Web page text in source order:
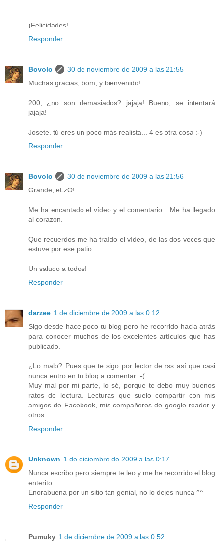
¡Felicidades!
Responder
Bovolo
30 de noviembre de 2009 a las 21:55
Muchas gracias, bom, y bienvenido!
200, ¿no son demasiados? jajaja! Bueno, se intentará
jajaja!
Josete, tú eres un poco más realista... 4 es otra cosa ;-)
Responder
Bovolo
30 de noviembre de 2009 a las 21:56
Grande, eLzO!
Me ha encantado el vídeo y el comentario... Me ha llegado
al corazón.
Que recuerdos me ha traído el vídeo, de las dos veces que
estuve por ese patio.
Un saludo a todos!
Responder
darzee 1 de diciembre de 2009 a las 0:12
Sigo desde hace poco tu blog pero he recorrido hacia atrás
para conocer muchos de los excelentes artículos que has
publicado.
¿Lo malo? Pues que te sigo por lector de rss así que casi
nunca entro en tu blog a comentar :-(
Muy mal por mi parte, lo sé, porque te debo muy buenos
ratos de lectura. Lecturas que suelo compartir con mis
amigos de Facebook, mis compañeros de google reader y
otros.
Responder
Unknown 1 de diciembre de 2009 a las 0:17
Nunca escribo pero siempre te leo y me he recorrido el blog
enterito.
Enorabuena por un sitio tan genial, no lo dejes nunca ^^
Responder
Pumuky 1 de diciembre de 2009 a las 0:52